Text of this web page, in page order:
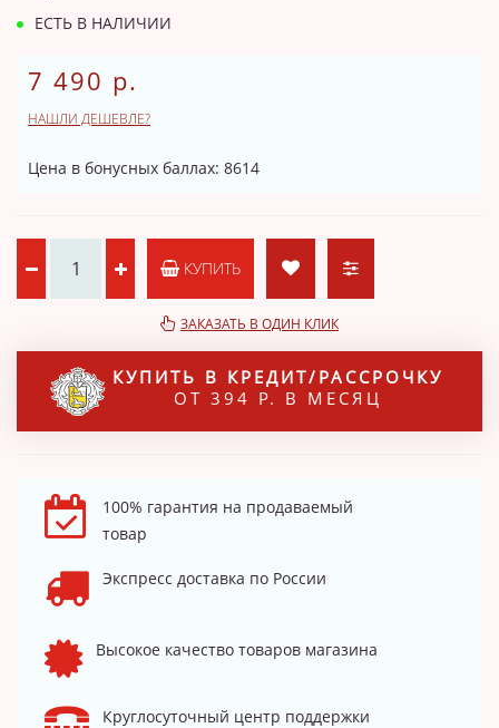
ЕСТЬ В НАЛИЧИИ
7 490 р.
НАШЛИ ДЕШЕВЛЕ?
Цена в бонусных баллах: 8614
КУПИТЬ
ЗАКАЗАТЬ В ОДИН КЛИК
КУПИТЬ В КРЕДИТ/РАССРОЧКУ
ОТ 394 Р. В МЕСЯЦ
100% гарантия на продаваемый
товар
Экспресс доставка по России
Высокое качество товаров магазина
Круглосуточный центр поддержки